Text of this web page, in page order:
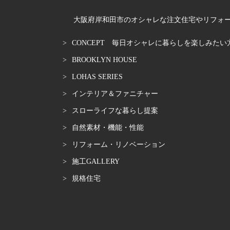
大阪府岸和田市のオシャレな注文住宅やリフォ
CONCEPT 毎日オシャレに暮らしを楽しみたい
BROOKLYN HOUSE
LOHAS SERIES
インテリア＆ファニチャー
スローライフな暮らし提案
自然素材・機能・性能
リフォーム・リノベーション
施工GALLERY
規格住宅